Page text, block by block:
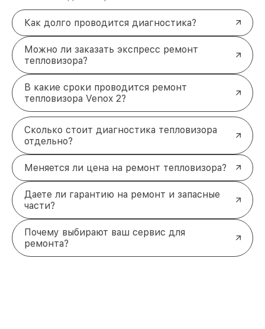
Как долго проводится диагностика?
Можно ли заказать экспресс ремонт
тепловизора?
В какие сроки проводится ремонт
тепловизора Venox 2?
Сколько стоит диагностика тепловизора
отдельно?
Меняется ли цена на ремонт тепловизора?
Даете ли гарантию на ремонт и запасные
части?
Почему выбирают ваш сервис для
ремонта?